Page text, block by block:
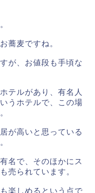
蕎麦ですね。
が、お値段も手頃な
テルがあり、有名人
うホテルで、この場
が高いと思っている
名で、そのほかにス
売られています。
楽しめるという点で